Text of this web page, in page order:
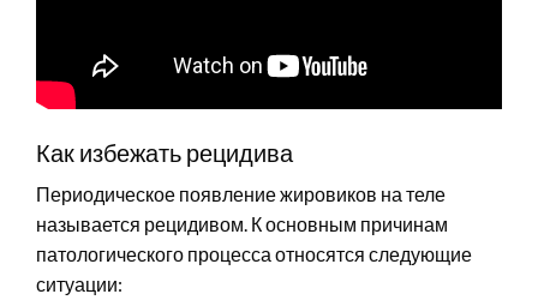
Как избежать рецидива
Периодическое появление жировиков на теле
называется рецидивом. К основным причинам
патологического процесса относятся следующие
ситуации: